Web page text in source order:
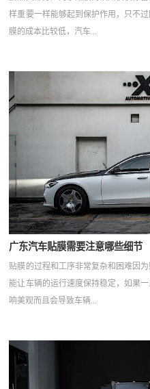
样重要一样能够起到保护作用，只不
膜的成本比较低，汽车...
广东汽车贴膜需要注意哪些细节
贴膜的过程和工序非常复杂和困难因
能让车辆的运行速度保持稳定，如果
响美观而且会导致车辆...